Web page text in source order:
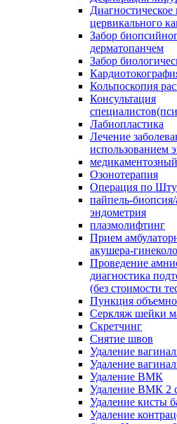
цервикального
Забор
дерматопанчем
Забор
Кольпоскопия
Консультация
Лабиопластика
Лечение
использованием
Озонотерапия
Операция по
пайпель-
эндометрия
плазмолифтинг
Прием
акушера-
Проведение
диагностика
(без стоимости
Пункция
Серкляж шейки
Скретчинг
Снятие швов
Удаление
Удаление
Удаление ВМК
Удаление ВМК 2
Удаление кисты
Удаление